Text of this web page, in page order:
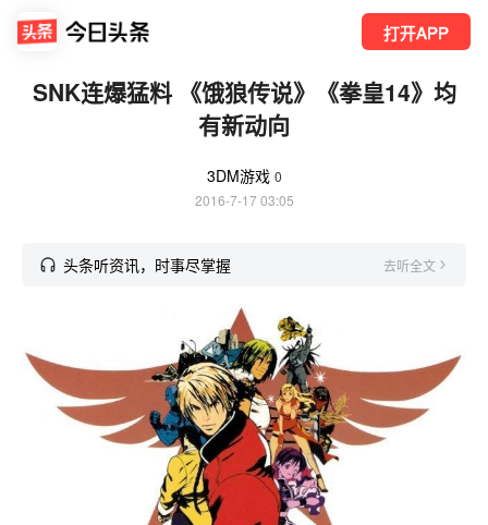
打开APP
SNK连爆猛料 《饿狼传说》《拳皇14》均
有新动向
3DM游戏 0
2016-7-17 03:05
头条听资讯，时事尽掌握 去听全文